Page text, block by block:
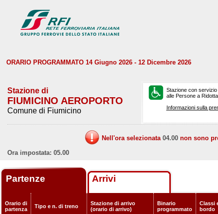
ORARIO PROGRAMMATO 14 Giugno 2026 - 12 Dicembre 2026
Stazione di
FIUMICINO AEROPORTO
Comune di Fiumicino
Stazione con
alle Persone a
Informazioni sulla
Nell'ora selezionata 04.00 non sono
Ora impostata: 05.00
Partenze Arrivi
Orario di
partenza
Tipo e n. di treno
Stazione di arrivo
(orario di arrivo)
Binario
programmato
Classi
bordo